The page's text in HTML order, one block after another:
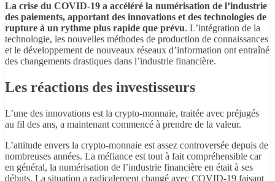
La crise du COVID-19 a accéléré la numérisation de l’industrie
des paiements, apportant des innovations et des technologies de
rupture à un rythme plus rapide que prévu. L’intégration de la
technologie, les nouvelles méthodes de production de connaissances
et le développement de nouveaux réseaux d’information ont entraîné
des changements drastiques dans l’industrie financière.
Les réactions des investisseurs
L’une des innovations est la crypto-monnaie, traitée avec préjugés
au fil des ans, a maintenant commencé à prendre de la valeur.
L’attitude envers la crypto-monnaie est assez controversée depuis de
nombreuses années. La méfiance est tout à fait compréhensible car
en général, la numérisation de l’industrie financière en était à ses
débuts. La situation a radicalement changé avec COVID-19 faisant